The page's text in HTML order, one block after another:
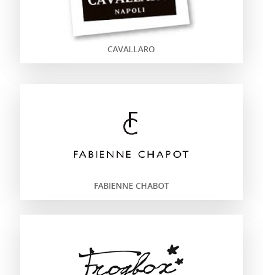
CAVALLARO
FABIENNE CHABOT